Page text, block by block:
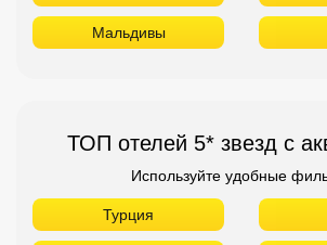
Мальдивы
ТОП отелей 5* звезд с
Используйте удобные
Турция